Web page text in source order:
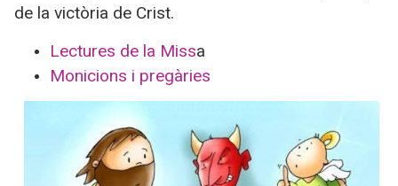
de la victòria de Crist.
Lectures de la Missa
Monicions i pregàries